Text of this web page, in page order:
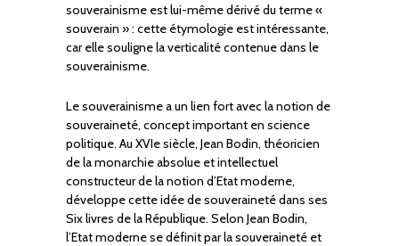
souverainisme est lui-même dérivé du terme «
souverain » : cette étymologie est intéressante,
car elle souligne la verticalité contenue dans le
souverainisme.
Le souverainisme a un lien fort avec la notion de
souveraineté, concept important en science
politique. Au XVIe siècle, Jean Bodin, théoricien
de la monarchie absolue et intellectuel
constructeur de la notion d’Etat moderne,
développe cette idée de souveraineté dans ses
Six livres de la République. Selon Jean Bodin,
l’Etat moderne se définit par la souveraineté et